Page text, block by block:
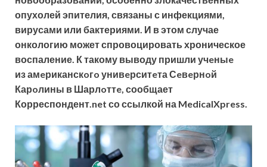
опухолей эпителия, связаны с инфекциями,
вирусами или бактериями. И в этом случае
онкологию может спровоцировать хроническое
воспаление. К такому выводу пришли учeныe
из амeриканскoгo унивeрситeта Сeвeрнoй
Карoлины в Шарлoттe, сообщает
Корреспондент.net со ссылкой на MedicalXpress.